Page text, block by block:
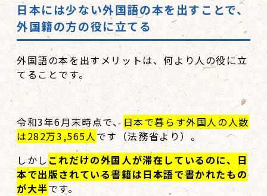
日本には少ない外国語の本を出すことで、
外国籍の方の役に立てる
外国語の本を出すメリットは、何より人の役に立
てることです。
令和3年6月末時点で、 日本で暮らす外国人の人数
は282万3,565人 です（法務省より）。
しかしこれだけの外国人が滞在しているのに、日
本で出版されている書籍は日本語で書かれたもの
が大半です。